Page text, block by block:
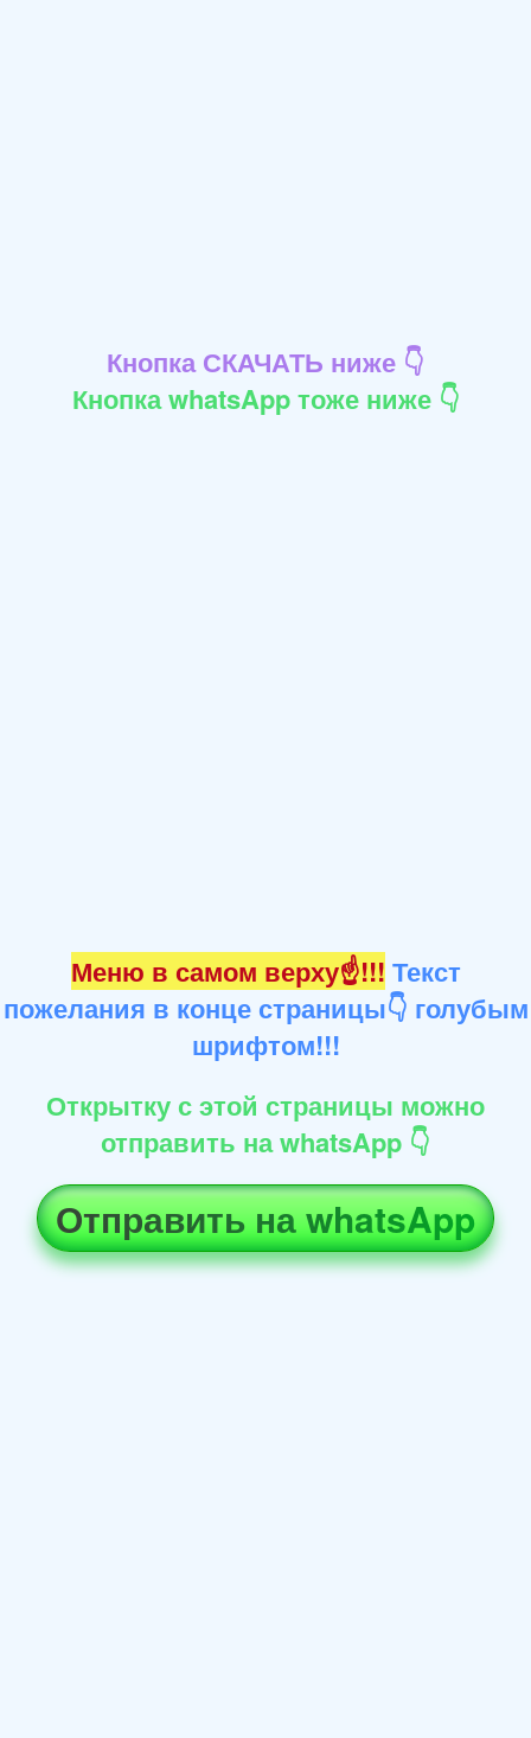
Кнопка СКАЧАТЬ ниже 👇
Кнопка whatsApp тоже ниже 👇
Меню в самом верху☝!!! Текст
пожелания в конце страницы👇 голубым
шрифтом!!!
Открытку с этой страницы можно
отправить на whatsApp 👇
Отправить на whatsApp